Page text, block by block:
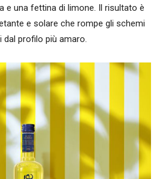
e una fettina di limone. Il risultato è
e solare che rompe gli schemi
profilo più amaro.